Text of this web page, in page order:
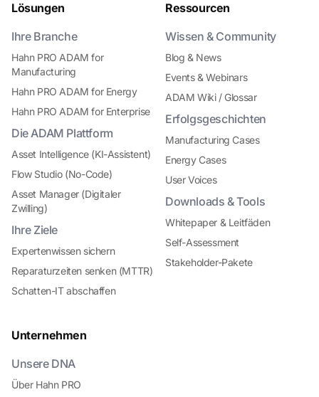
Lösungen
Ihre Branche
Hahn PRO ADAM for
Manufacturing
Hahn PRO ADAM for Energy
Hahn PRO ADAM for Enterprise
Die ADAM Plattform
Asset Intelligence (KI-Assistent)
Flow Studio (No-Code)
Asset Manager (Digitaler
Zwilling)
Ihre Ziele
Expertenwissen sichern
Reparaturzeiten senken (MTTR)
Schatten-IT abschaffen
Ressourcen
Wissen & Community
Blog & News
Events & Webinars
ADAM Wiki / Glossar
Erfolgsgeschichten
Manufacturing Cases
Energy Cases
User Voices
Downloads & Tools
Whitepaper & Leitfäden
Self-Assessment
Stakeholder-Pakete
Unternehmen
Unsere DNA
Über Hahn PRO